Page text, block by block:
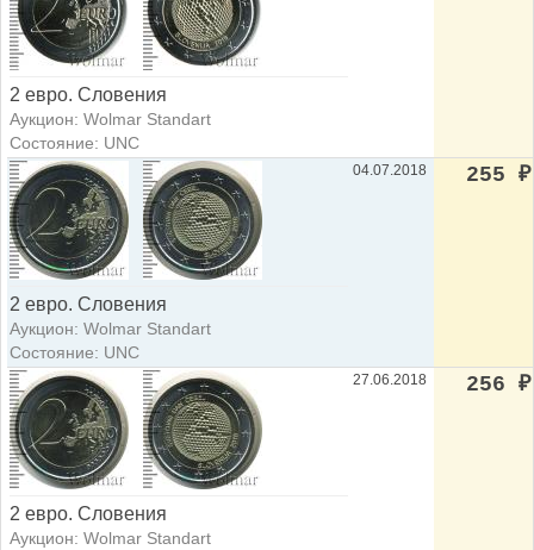
2 евро. Словения
Аукцион: Wolmar Standart
Состояние: UNC
2 евро. Словения
Аукцион: Wolmar Standart
Состояние: UNC
04.07.2018 255 ₽
2 евро. Словения
Аукцион: Wolmar Standart
27.06.2018 256 ₽